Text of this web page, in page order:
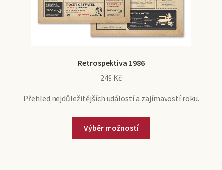
Retrospektiva 1986
249 Kč
Přehled nejdůležitějších událostí a zajímavostí roku.
Výběr možností